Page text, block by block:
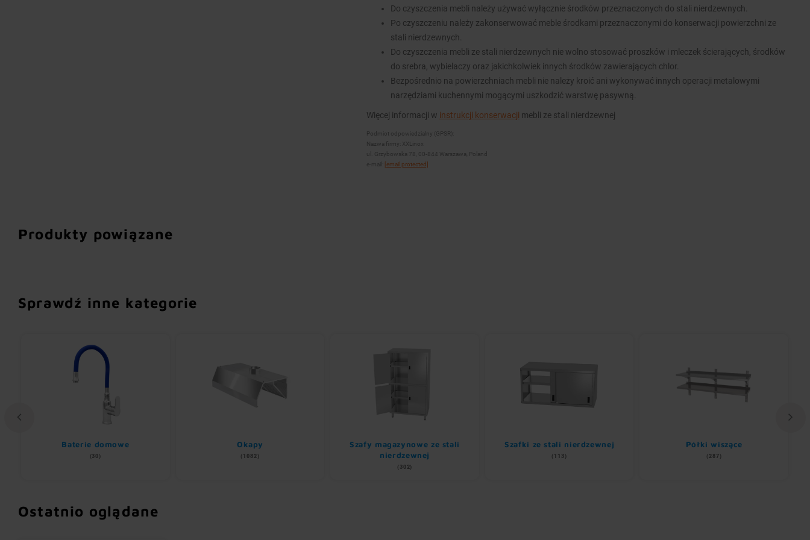
Do czyszczenia mebli należy używać wyłącznie środków przeznaczonych do stali nierdzewnych.
Po czyszczeniu należy zakonserwować meble środkami przeznaczonymi do konserwacji powierzchni ze
stali nierdzewnych.
Do czyszczenia mebli ze stali nierdzewnych nie wolno stosować proszków i mleczek ścierających, środków
do srebra, wybielaczy oraz jakichkolwiek innych środków zawierających chlor.
Bezpośrednio na powierzchniach mebli nie należy kroić ani wykonywać innych operacji metalowymi
narzędziami kuchennymi mogącymi uszkodzić warstwę pasywną.
Więcej informacji w instrukcji konserwacji mebli ze stali nierdzewnej
Podmiot odpowiedzialny (GPSR):
Nazwa firmy: XXLinox
ul. Grzybowska 78, 00-844 Warszawa, Poland
e-mail:
[email protected]
Produkty powiązane
Sprawdź inne kategorie
Baterie domowe
(30)
Okapy
(1082)
Szafy magazynowe ze stali
nierdzewnej
(302)
Szafki ze stali nierdzewnej
(113)
Półki wiszące
(287)
Ostatnio oglądane